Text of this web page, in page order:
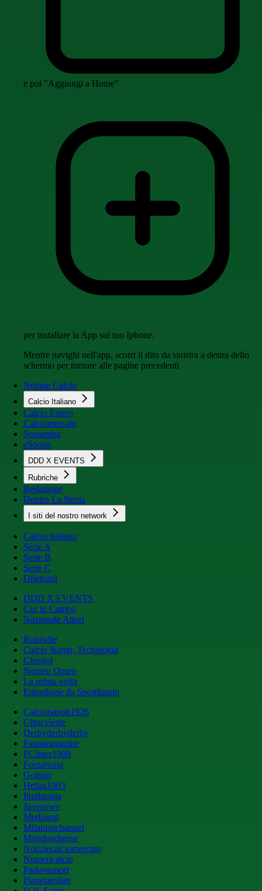
e poi "Aggiungi a Home"
per installare la App sul tuo Iphone.
Mentre navighi nell'app, scorri il dito da sinistra a destra dello
schermo per tornare alle pagine precedenti
Notizie Calcio
Calcio Italiano
Calcio Estero
Calciomercato
Streaming
eSports
DDD X EVENTS
Rubriche
Redazione
Dentro La Storia
I siti del nostro network
Calcio Italiano
Serie A
Serie B
Serie C
Dilettanti
DDD X EVENTS
Cur in Campo
Nazionale Attori
Rubriche
Calcio &amp; Tecnologia
Cinegol
Nomen Omen
La prima volta
Etimologie da Spogliatoio
Calcionapoli1926
Cittaceleste
Derbyderbyderby
Fantamagazine
FCInter1908
Forzaroma
Golssip
Hellas1903
Ilmilanista
Juvenews
Mediagol
Milanistichannel
Mondoudinese
Notiziecalciomercato
Numericalcio
Padovasport
Pianetamilan